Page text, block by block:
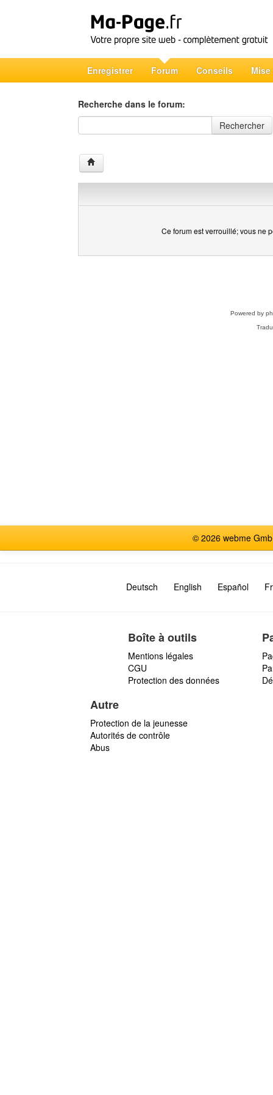
Enregistrer Forum Conseils Mise
Recherche dans le forum:
Recherche dans le forum
Rechercher
Ce forum est verrouillé; vous ne
Powered by
© 2026 webme
Deutsch English Español
Boîte à outils
Mentions légales
CGU
Protection des données
Autre
Protection de la jeunesse
Autorités de contrôle
Abus